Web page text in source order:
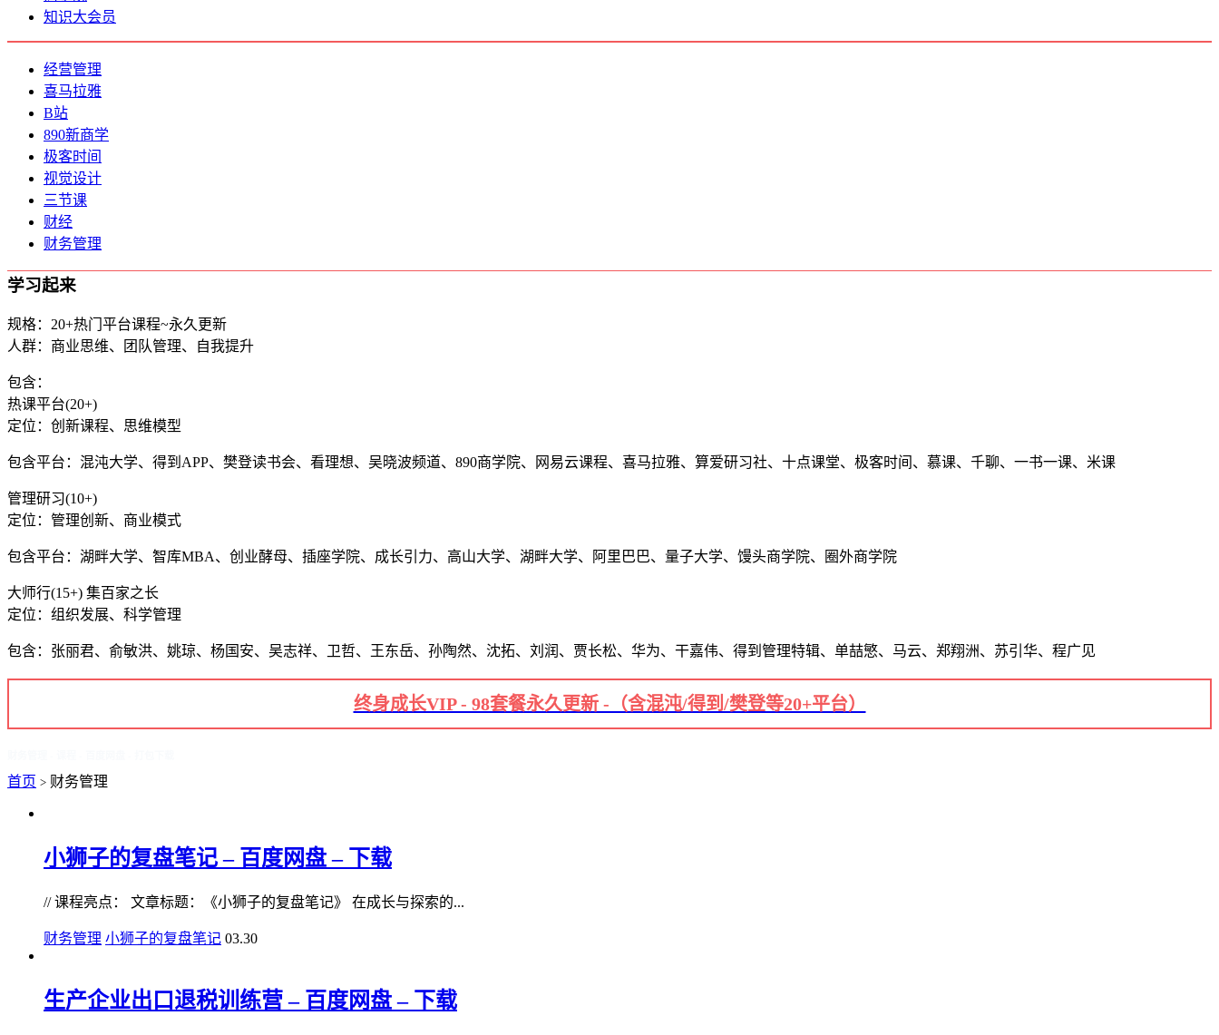
知识大会员
经营管理
喜马拉雅
B站
890新商学
极客时间
视觉设计
三节课
财经
财务管理
学习起来
规格：20+热门平台课程~永久更新
人群：商业思维、团队管理、自我提升
包含：
热课平台(20+)
定位：创新课程、思维模型
包含平台：混沌大学、得到APP、樊登读书会、看理想、吴晓波频道、890商学院、网易云课程、喜马拉雅、算爱研习社、十点课堂、极客时间、慕课、千聊、一书一课、米课
管理研习(10+)
定位：管理创新、商业模式
包含平台：湖畔大学、智库MBA、创业酵母、插座学院、成长引力、高山大学、湖畔大学、阿里巴巴、量子大学、馒头商学院、圈外商学院
大师行(15+) 集百家之长
定位：组织发展、科学管理
包含：张丽君、俞敏洪、姚琼、杨国安、吴志祥、卫哲、王东岳、孙陶然、沈拓、刘润、贾长松、华为、干嘉伟、得到管理特辑、单喆慜、马云、郑翔洲、苏引华、程广见
终身成长VIP - 98套餐永久更新 -（含混沌/得到/樊登等20+平台）
首页 > 财务管理
小狮子的复盘笔记 – 百度网盘 – 下载
// 课程亮点： 文章标题：《小狮子的复盘笔记》 在成长与探索的...
财务管理 小狮子的复盘笔记 03.30
生产企业出口退税训练营 – 百度网盘 – 下载